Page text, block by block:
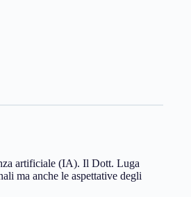
artificiale (IA). Il Dott. Luga
ma anche le aspettative degli